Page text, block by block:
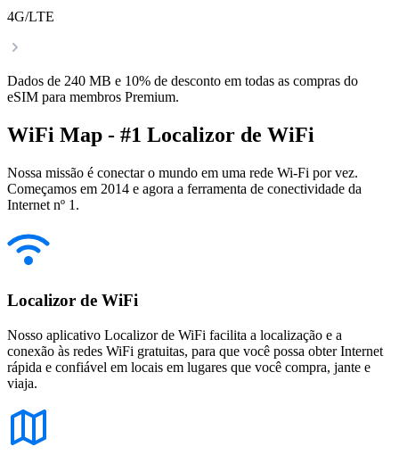
4G/LTE
Dados de 240 MB e 10% de desconto em todas as compras do
eSIM para membros Premium.
WiFi Map - #1 Localizor de WiFi
Nossa missão é conectar o mundo em uma rede Wi-Fi por vez.
Começamos em 2014 e agora a ferramenta de conectividade da
Internet nº 1.
Localizor de WiFi
Nosso aplicativo Localizor de WiFi facilita a localização e a
conexão às redes WiFi gratuitas, para que você possa obter Internet
rápida e confiável em locais em lugares que você compra, jante e
viaja.